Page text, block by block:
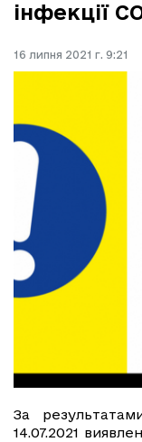
інфекції
16 липня 2021 г. 9:21
За
14.07.2021